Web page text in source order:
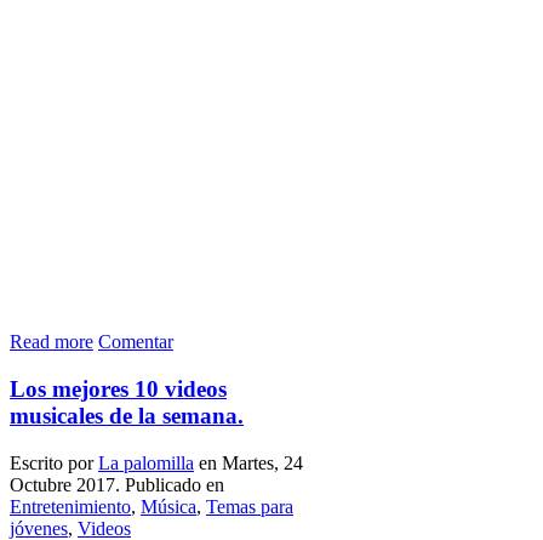
Read more Comentar
Los mejores 10 videos
musicales de la semana.
Escrito porLa palomilla en Martes, 24
Octubre 2017. Publicado en
Entretenimiento, Música, Temas para
jóvenes, Videos